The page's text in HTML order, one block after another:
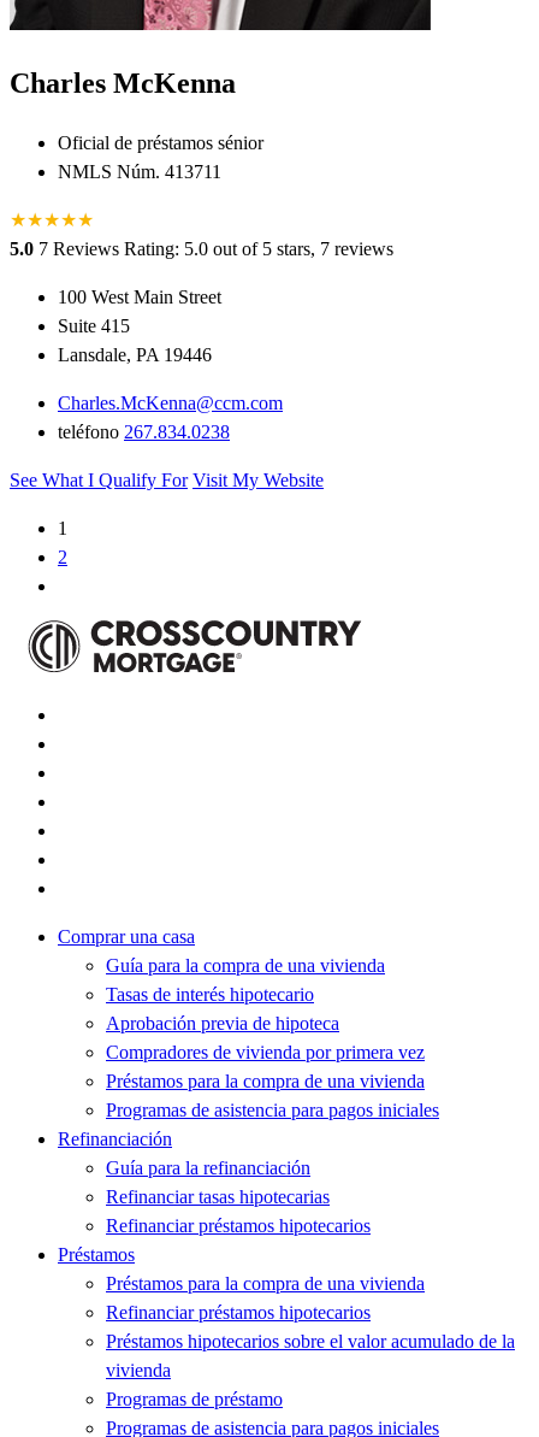
Charles McKenna
Oficial de préstamos sénior
NMLS Núm. 413711
★★★★★
5.0 7 Reviews Rating: 5.0 out of 5 stars, 7 reviews
100 West Main Street
Suite 415
Lansdale, PA 19446
Charles.McKenna@ccm.com
teléfono 267.834.0238
See What I Qualify For Visit My Website
1
2
Comprar una casa
Guía para la compra de una vivienda
Tasas de interés hipotecario
Aprobación previa de hipoteca
Compradores de vivienda por primera vez
Préstamos para la compra de una vivienda
Programas de asistencia para pagos iniciales
Refinanciación
Guía para la refinanciación
Refinanciar tasas hipotecarias
Refinanciar préstamos hipotecarios
Préstamos
Préstamos para la compra de una vivienda
Refinanciar préstamos hipotecarios
Préstamos hipotecarios sobre el valor acumulado de la
vivienda
Programas de préstamo
Programas de asistencia para pagos iniciales